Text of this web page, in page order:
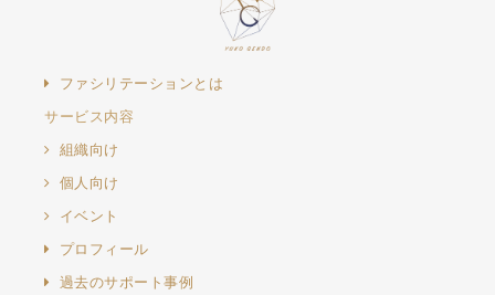
ファシリテーションとは
サービス内容
組織向け
個人向け
イベント
プロフィール
過去のサポート事例